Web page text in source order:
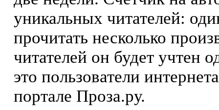
уникальных читателей:
прочитать несколько
читателей он будет учтен
это пользователи
портале Проза.ру.